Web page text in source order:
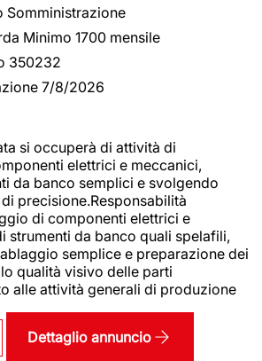
Somministrazione
Minimo 1700 mensile
350232
7/8/2026
si occuperà di attività di
elettrici e meccanici,
da banco semplici e svolgendo
precisione.Responsabilità
di componenti elettrici e
strumenti da banco quali spelafili,
semplice e preparazione dei
qualità visivo delle parti
alle attività generali di produzione
Dettaglio annuncio